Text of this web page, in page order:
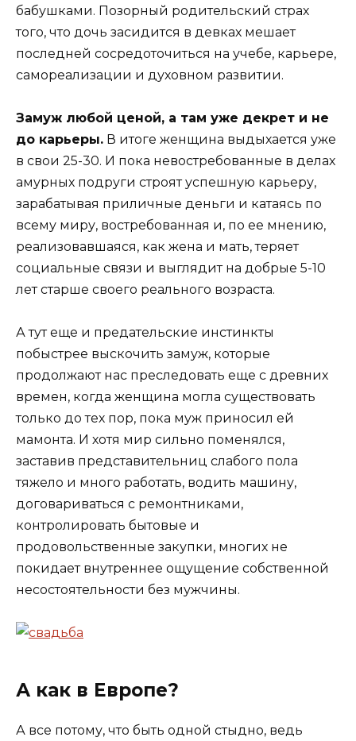
бабушками. Позорный родительский страх
того, что дочь засидится в девках мешает
последней сосредоточиться на учебе, карьере,
самореализации и духовном развитии.
Замуж любой ценой, а там уже декрет и не
до карьеры. В итоге женщина выдыхается уже
в свои 25-30. И пока невостребованные в делах
амурных подруги строят успешную карьеру,
зарабатывая приличные деньги и катаясь по
всему миру, востребованная и, по ее мнению,
реализовавшаяся, как жена и мать, теряет
социальные связи и выглядит на добрые 5-10
лет старше своего реального возраста.
А тут еще и предательские инстинкты
побыстрее выскочить замуж, которые
продолжают нас преследовать еще с древних
времен, когда женщина могла существовать
только до тех пор, пока муж приносил ей
мамонта. И хотя мир сильно поменялся,
заставив представительниц слабого пола
тяжело и много работать, водить машину,
договариваться с ремонтниками,
контролировать бытовые и
продовольственные закупки, многих не
покидает внутреннее ощущение собственной
несостоятельности без мужчины.
А как в Европе?
А все потому, что быть одной стыдно, ведь